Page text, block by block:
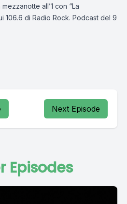
all’1 con “La
106.6 di Radio Rock. Podcast del 9
Next Episode
Episodes